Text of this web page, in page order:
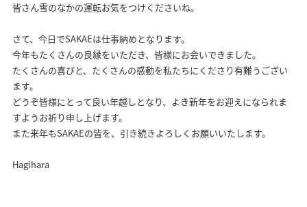
皆さん雪のなかの運転お気をつけくださいね。
さて、今日でSAKAEは仕事納めとなります。
今年もたくさんの良縁をいただき、皆様にお会いできました。
たくさんの喜びと、たくさんの感動を私たちにくださり有難うござい
ます。
どうぞ皆様にとって良い年越しとなり、よき新年をお迎えになられま
すようお祈り申し上げます。
また来年もSAKAEの皆を、引き続きよろしくお願いいたします。
Hagihara